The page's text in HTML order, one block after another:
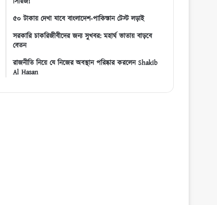
৫০ টাকায় দেখা যাবে বাংলাদেশ-পাকিস্তান টেস্ট লড়াই
সরকারি চাকরিজীবীদের জন্য সুখবর: মহার্ঘ ভাতায় বাড়বে
বেতন
রাজনীতি নিয়ে যে নিজের অবস্থান পরিষ্কার করলেন Shakib
Al Hasan